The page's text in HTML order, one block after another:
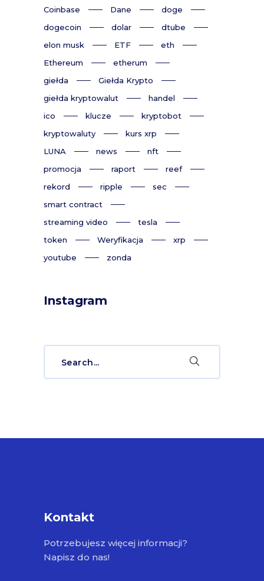
Coinbase
Dane
doge
dogecoin
dolar
dtube
elon musk
ETF
eth
Ethereum
etherum
giełda
Giełda Krypto
giełda kryptowalut
handel
ico
klucze
kryptobot
kryptowaluty
kurs xrp
LUNA
news
nft
promocja
raport
reef
rekord
ripple
sec
smart contract
streaming video
tesla
token
Weryfikacja
xrp
youtube
zonda
Instagram
Kontakt
Potrzebujesz więcej informacji?
Napisz do nas!